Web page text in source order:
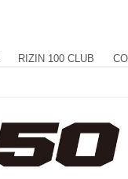
RIZIN 100 CLUB